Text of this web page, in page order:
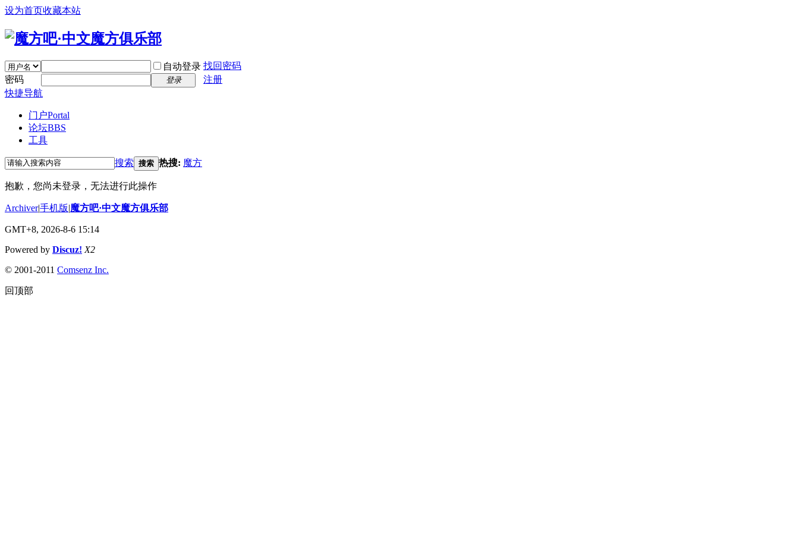
设为首页收藏本站
自动登录 找回密码
密码
登录
注册
快捷导航
门户Portal
论坛BBS
工具
搜索 搜索 热搜: 魔方
抱歉，您尚未登录，无法进行此操作
Archiver|手机版|魔方吧·中文魔方俱乐部
GMT+8, 2026-8-6 15:14
Powered by Discuz! X2
© 2001-2011 Comsenz Inc.
回顶部